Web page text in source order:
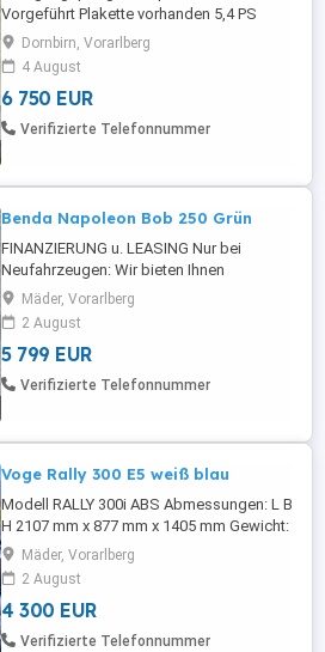
Vorgeführt Plakette vorhanden 5,4 PS
Zahlreiches Zubehör 240km Benzin
Dornbirn, Vorarlberg
4 August
6 750 EUR
Verifizierte Telefonnummer
Benda Napoleon Bob 250 Grün
FINANZIERUNG u. LEASING Nur bei
Neufahrzeugen: Wir bieten Ihnen
günstigste Finanzierungs- und
Leasingangebote speziell für Sie
maßgeschneidert. Wir beraten Sie gerne
und berechnen Ihnen Ihr ganz
persönliches Finanzierungsangebot!
...
Mäder, Vorarlberg
2 August
5 799 EUR
Verifizierte Telefonnummer
Voge Rally 300 E5 weiß blau
Modell RALLY 300i ABS Abmessungen: L B
H 2107 mm x 877 mm x 1405 mm Gewicht:
158 kg Motor: flüssigkeitsgekühlter 1-
Zylinder-Viertaktmotor mit 4 Ventilen und
elektronischer Einspritzung Getriebe: 6
Gang Hubraum:292 ccm Leistung: 21 kW
bei 9000 U min Höchstgeschwindigkeit:
Mäder, Vorarlberg
2 August
4 300 EUR
Verifizierte Telefonnummer